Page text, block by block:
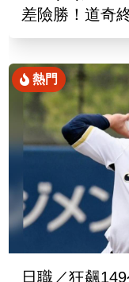
差險勝！道奇
熱門
日職／狂飆